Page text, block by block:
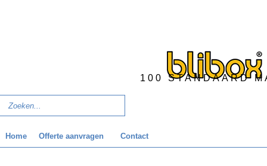
100 STANDAARD
Home Offerte aanvragen Contact